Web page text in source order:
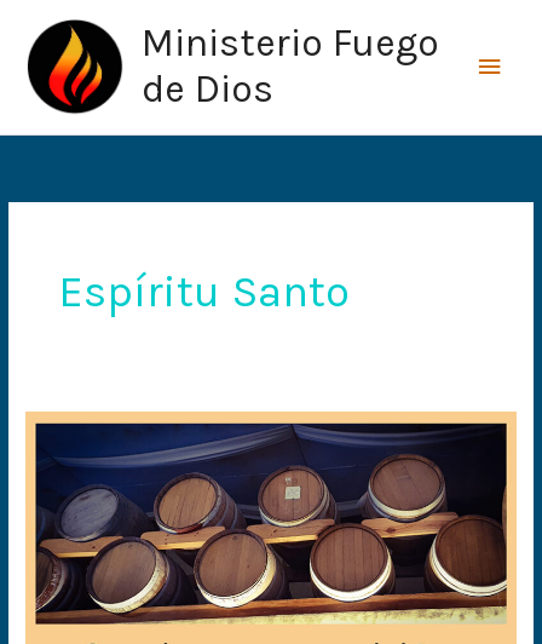
contenido
Ministerio Fuego
de Dios
Espíritu Santo
Que
Espíritu
se
apague